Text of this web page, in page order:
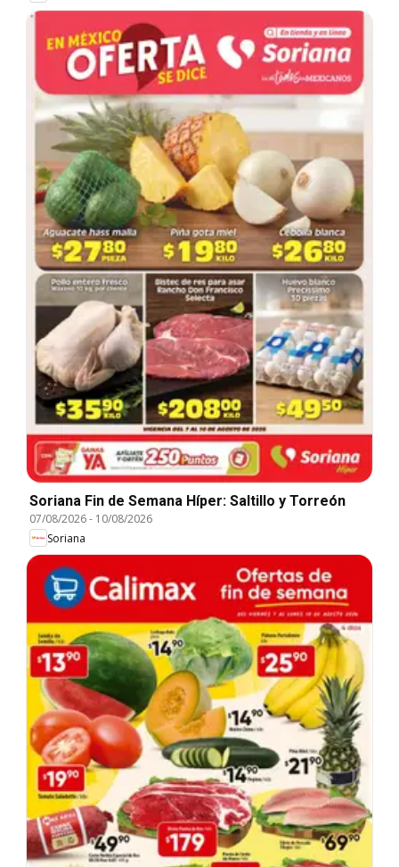
Soriana Fin de Semana Híper: Saltillo y Torreón
07/08/2026- 10/08/2026
Soriana